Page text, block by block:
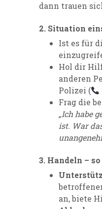
dann trauen
2. Situation
Ist es für
Hol dir
anderen
Polizei (
Frag die
„Ich habe
ist. War
3. Handeln –
an, biete